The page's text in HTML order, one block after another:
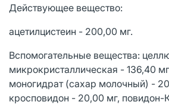
Действующее вещество:
ацетилцистеин - 200,00 мг.
Вспомогательные вещества:
микрокристаллическая - 136,40
моногидрат (сахар молочный) -
кросповидон - 20,00 мг, повидон-